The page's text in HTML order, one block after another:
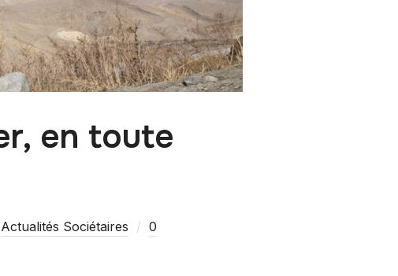
en toute
Actualités Sociétaires
0